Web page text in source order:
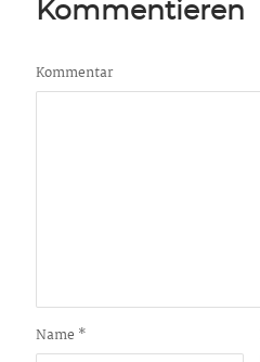
Kommentieren
Kommentar
Name *